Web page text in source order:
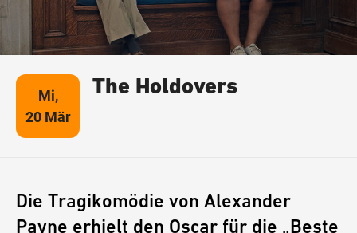
Mi,
20 Mär
The Holdovers
Die Tragikomödie von Alexander
Payne erhielt den Oscar für die „Beste